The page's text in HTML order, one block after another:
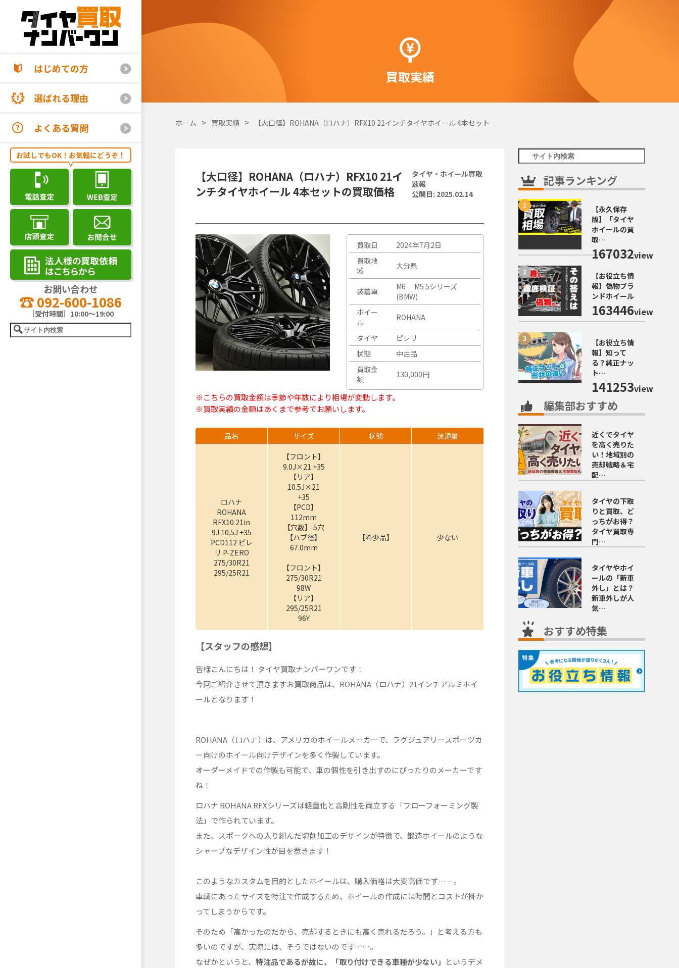
はじめての方
選ばれる理由
よくある質問
お試しでもOK！お気軽にどうぞ！
お問い合わせ
092-600-1086
［受付時間］10:00～19:00
買取実績
ホーム 買取実績 【大口径】ROHANA（ロハナ）RFX10 21インチタイヤホイール 4本セット
【大口径】ROHANA（ロハナ）RFX10 21イ
ンチタイヤホイール 4本セットの買取価格
タイヤ・ホイール買取
速報
公開日: 2025.02.14
買取日
2024年7月2日
買取地
域
大分県
装着車
M6 M5 5シリーズ
(BMW)
ホイー
ル
ROHANA
タイヤ
ピレリ
状態
中古品
買取金
額
130,000円
※こちらの買取金額は季節や年数により相場が変動します。
※買取実績の金額はあくまで参考でお願いします。
品名 サイズ 状態 流通量
ロハナ
ROHANA
RFX10 21in
9J 10.5J +35
PCD112 ピレ
リ P-ZERO
275/30R21
295/25R21
【フロント】
9.0J×21 +35
【リア】
10.5J×21
+35
【PCD】
112mm
【穴数】 5穴
【ハブ径】
67.0mm
【フロント】
275/30R21
98W
【リア】
295/25R21
96Y
【希少品】 少ない
【スタッフの感想】
皆様こんにちは！ タイヤ買取ナンバーワンです！
今回ご紹介させて頂きますお買取商品は、ROHANA（ロハナ）21インチアルミホイ
ールとなります！
ROHANA（ロハナ）は、アメリカのホイールメーカーで、ラグジュアリースポーツカ
ー向けのホイール向けデザインを多く作製しています。
オーダーメイドでの作製も可能で、車の個性を引き出すのにぴったりのメーカーです
ね！
ロハナ ROHANA RFXシリーズは軽量化と高剛性を両立する「フローフォーミング製
法」で作られています。
また、スポークへの入り組んだ切削加工のデザインが特徴で、鍛造ホイールのような
シャープなデザイン性が目を惹きます！
このようなカスタムを目的としたホイールは、購入価格は大変高価です……。
車輌にあったサイズを特注で作成するため、ホイールの作成には時間とコストが掛か
ってしまうからです。
そのため「高かったのだから、売却するときにも高く売れるだろう。」と考える方も
多いのですが、実際には、そうではないのです……。
なぜかというと、特注品であるが故に、「取り付けできる車種が少ない」 というデメ
記事ランキング
【永久保存
版】「タイヤ
ホイールの買
取…
167032view
【お役立ち情
報】偽物ブラ
ンドホイール
163446view
【お役立ち情
報】知って
る？純正ナッ
ト…
141253view
編集部おすすめ
近くでタイヤ
を高く売りた
い！地域別の
売却戦略＆宅
配…
タイヤの下取
りと買取、ど
っちがお得？
タイヤ買取専
門…
タイヤやホイ
ールの「新車
外し」とは？
新車外しが人
気…
おすすめ特集